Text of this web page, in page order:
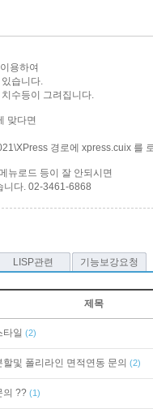
용하여
습니다.
수등이 그려집니다.
맞다면
경로에 xpress.cuix 를
뉴로드 등이 잘 안되시면
니다. 02-3461-6868
LISP관련 기능보강요청
제목
타일 (2)
할및 폴리라인 면적연동 문의 (2)
의 ?? (1)